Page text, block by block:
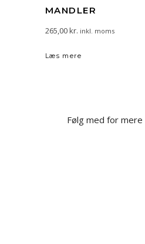
MANDLER
265,00kr. inkl. moms
Læs mere
Følg med for mere